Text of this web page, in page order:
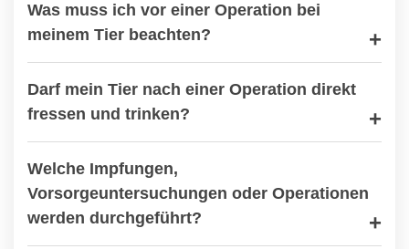
Was muss ich vor einer Operation bei
meinem Tier beachten?
Darf mein Tier nach einer Operation direkt
fressen und trinken?
Welche Impfungen,
Vorsorgeuntersuchungen oder Operationen
werden durchgeführt?